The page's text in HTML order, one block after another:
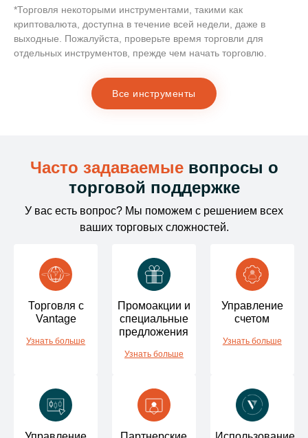
Трансфер в
филиппинский банк
В течение 24 рабочих часов.
USD
Трансфер в
бразильский банк
южноафриканский банк
В течение 24 рабочих часов.
USD
Трансфер в
угандийский банк
$0
Трансфер в
В течение 24 рабочих часов.
$0
Трансфер в
японский банк
$0
USD, JPY
*Торговля некоторыми инструментами, такими как
криптовалюта, доступна в течение всей недели, даже в
выходные. Пожалуйста, проверьте время торговли для
отдельных инструментов, прежде чем начать торговлю.
Все инструменты
Часто задаваемыевопросы о
торговой поддержке
У вас есть вопрос? Мы поможем с решением всех
ваших торговых сложностей.
Торговля с
Vantage
Узнать больше
Промоакции и
специальные
предложения
Узнать больше
Управление
счетом
Узнать больше